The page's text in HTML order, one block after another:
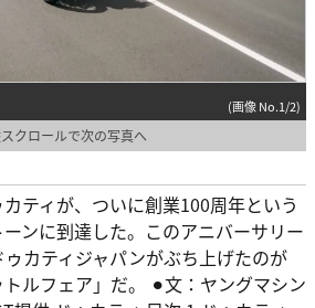
(画像 No.1/2)
クロールで次の写真へ
ティが、ついに創業100周年という
ンに到達した。このアニバーサリー
カティジャパンがぶち上げたのが
トルフェア」だ。 ⚫︎文：ヤングマシン